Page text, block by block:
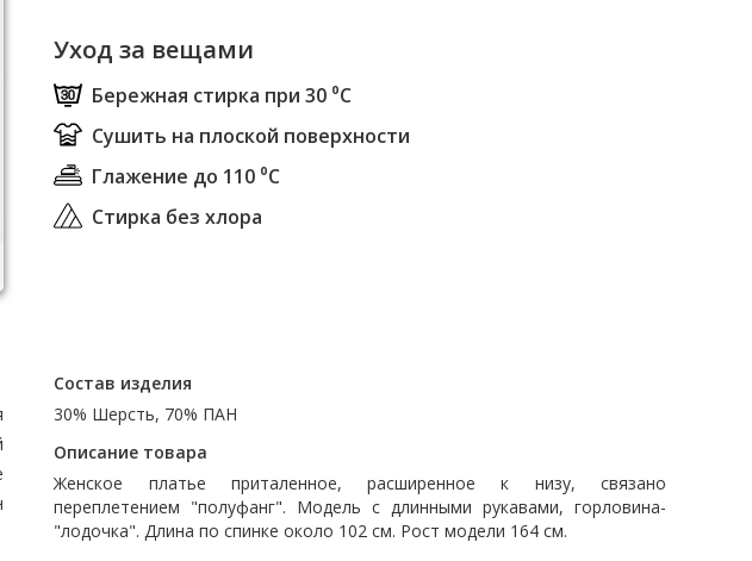
Уход за вещами
Бережная стирка при 30 ⁰С
Сушить на плоской поверхности
Глажение до 110 ⁰С
Стирка без хлора
Состав изделия
30% Шерсть, 70% ПАН
Описание товара
Женское платье приталенное, расширенное к низу, связано
переплетением "полуфанг". Модель с длинными рукавами, горловина-
"лодочка". Длина по спинке около 102 см. Рост модели 164 см.